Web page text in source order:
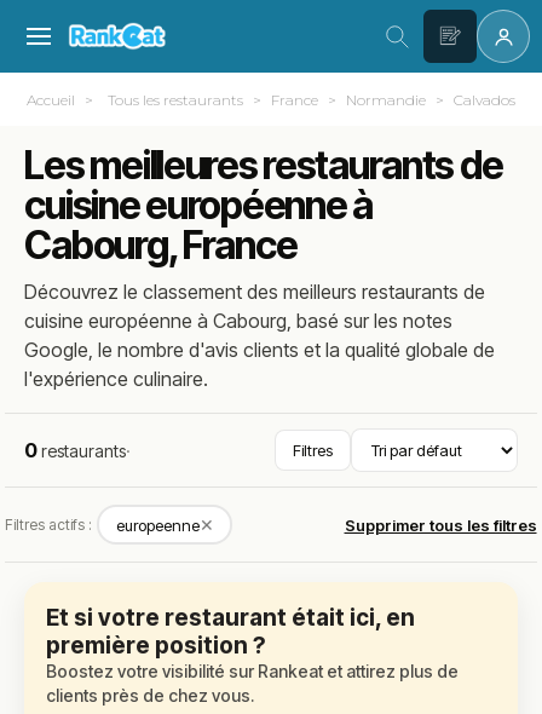
Accueil Tous les restaurants France Normandie Calvados
Les meilleures restaurants de
cuisine européenne à
Cabourg, France
Découvrez le classement des meilleurs restaurants de
cuisine européenne à Cabourg, basé sur les notes
Google, le nombre d'avis clients et la qualité globale de
l'expérience culinaire.
0restaurants· Filtres
Filtres actifs : europeenne✕ Supprimer tous les filtres
Et si votre restaurant était ici, en
première position ?
Boostez votre visibilité sur Rankeat et attirez plus de
clients près de chez vous.